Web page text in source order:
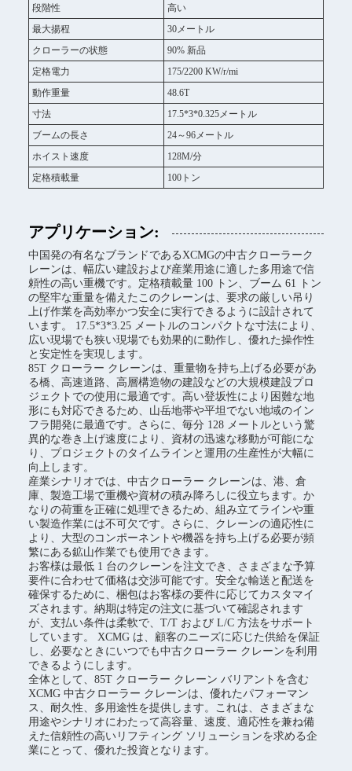
段階性
高い
最大揚程
30メートル
クローラーの状態
90% 新品
定格電力
175/2200 KW/r/mi
動作重量
48.6T
寸法
17.5*3*0.325メートル
ブームの長さ
24～96メートル
ホイスト速度
128M/分
定格積載量
100トン
アプリケーション:
中国発の有名なブランドであるXCMGの中古クローラーク
レーンは、幅広い建設および産業用途に適した多用途で信
頼性の高い重機です。定格積載量 100 トン、ブーム 61 トン
の堅牢な重量を備えたこのクレーンは、要求の厳しい吊り
上げ作業を高効率かつ安全に実行できるように設計されて
います。 17.5*3*3.25 メートルのコンパクトな寸法により、
広い現場でも狭い現場でも効果的に動作し、優れた操作性
と安定性を実現します。
85T クローラー クレーンは、重量物を持ち上げる必要があ
る橋、高速道路、高層構造物の建設などの大規模建設プロ
ジェクトでの使用に最適です。高い登坂性により困難な地
形にも対応できるため、山岳地帯や平坦でない地域のイン
フラ開発に最適です。さらに、毎分 128 メートルという驚
異的な巻き上げ速度により、資材の迅速な移動が可能にな
り、プロジェクトのタイムラインと運用の生産性が大幅に
向上します。
産業シナリオでは、中古クローラー クレーンは、港、倉
庫、製造工場で重機や資材の積み降ろしに役立ちます。か
なりの荷重を正確に処理できるため、組み立てラインや重
い製造作業には不可欠です。さらに、クレーンの適応性に
より、大型のコンポーネントや機器を持ち上げる必要が頻
繁にある鉱山作業でも使用できます。
お客様は最低 1 台のクレーンを注文でき、さまざまな予算
要件に合わせて価格は交渉可能です。安全な輸送と配送を
確保するために、梱包はお客様の要件に応じてカスタマイ
ズされます。納期は特定の注文に基づいて確認されます
が、支払い条件は柔軟で、T/T および L/C 方法をサポート
しています。 XCMG は、顧客のニーズに応じた供給を保証
し、必要なときにいつでも中古クローラー クレーンを利用
できるようにします。
全体として、85T クローラー クレーン バリアントを含む
XCMG 中古クローラー クレーンは、優れたパフォーマン
ス、耐久性、多用途性を提供します。これは、さまざまな
用途やシナリオにわたって高容量、速度、適応性を兼ね備
えた信頼性の高いリフティング ソリューションを求める企
業にとって、優れた投資となります。